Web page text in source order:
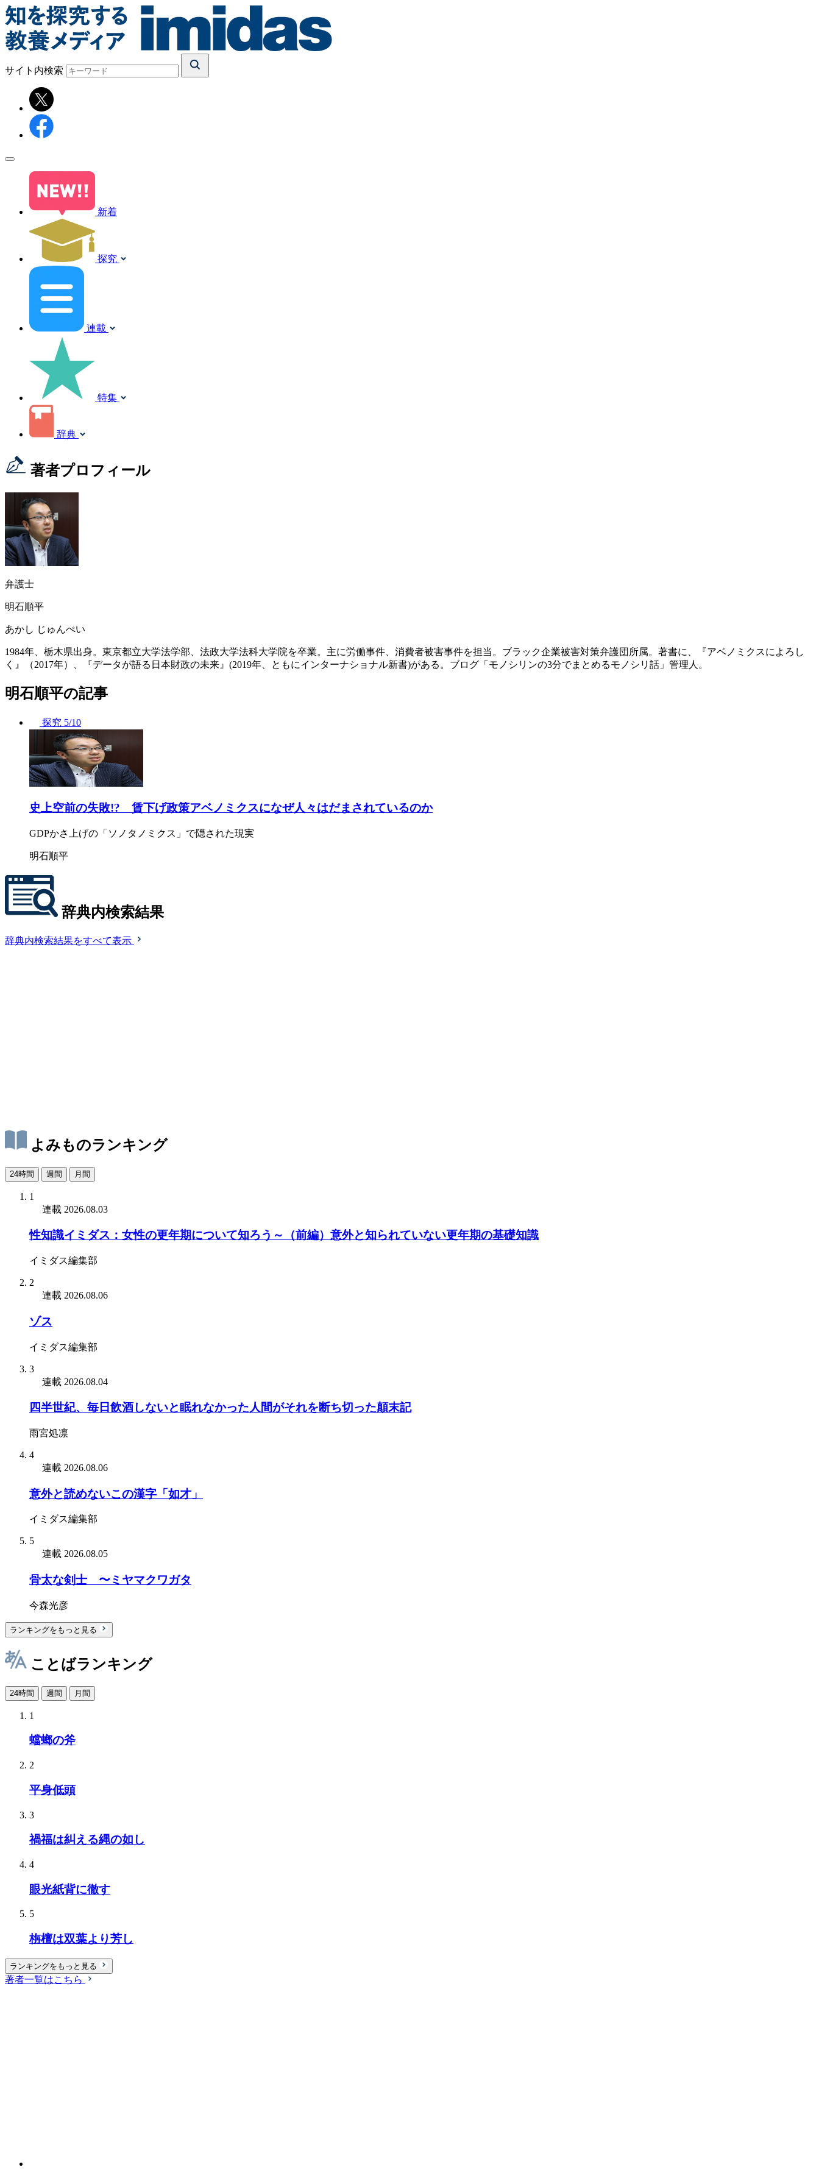
サイト内検索
新着
探究
連載
特集
辞典
著者プロフィール
弁護士
明石順平
あかし じゅんぺい
1984年、栃木県出身。東京都立大学法学部、法政大学法科大学院を卒業。主に労働事件、消費者被害事件を担当。ブラック企業被害対策弁護団所属。著書に、『アベノミクスによろし
く』（2017年）、『データが語る日本財政の未来』(2019年、ともにインターナショナル新書)がある。ブログ「モノシリンの3分でまとめるモノシリ話」管理人。
明石順平の記事
探究 5/10
史上空前の失敗!? 賃下げ政策アベノミクスになぜ人々はだまされているのか
GDPかさ上げの「ソノタノミクス」で隠された現実
明石順平
辞典内検索結果
辞典内検索結果をすべて表示
よみものランキング
24時間 週間 月間
1
連載 2026.08.03
性知識イミダス：女性の更年期について知ろう～（前編）意外と知られていない更年期の基礎知識
イミダス編集部
2
連載 2026.08.06
ゾス
イミダス編集部
3
連載 2026.08.04
四半世紀、毎日飲酒しないと眠れなかった人間がそれを断ち切った顛末記
雨宮処凛
4
連載 2026.08.06
意外と読めないこの漢字「如才」
イミダス編集部
5
連載 2026.08.05
骨太な剣士 〜ミヤマクワガタ
今森光彦
ランキングをもっと見る
ことばランキング
24時間 週間 月間
1
蟷螂の斧
2
平身低頭
3
禍福は糾える縄の如し
4
眼光紙背に徹す
5
栴檀は双葉より芳し
ランキングをもっと見る
著者一覧はこちら